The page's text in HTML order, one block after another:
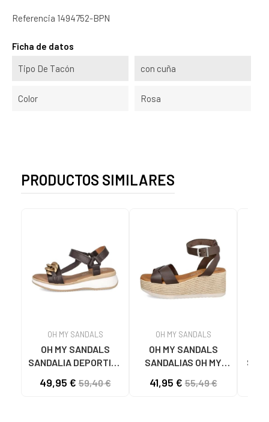
Referencia 1494752-BPN
Ficha de datos
Tipo De Tacón con cuña
Color Rosa
PRODUCTOS SIMILARES
OH MY SANDALS
OH MY SANDALS
SANDALIA DEPORTIVA
ESLABONES MARRON
49,95 €59,40 €
OH MY SANDALS
OH MY SANDALS
SANDALIAS OH MY
PLATAFORMA
41,95 €55,49 €